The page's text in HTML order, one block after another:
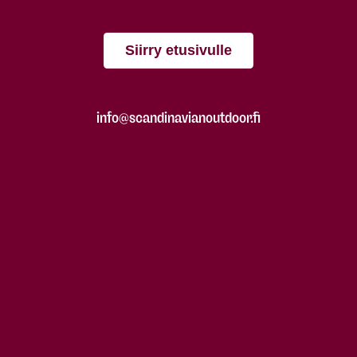
Siirry etusivulle
info@scandinavianoutdoor.fi